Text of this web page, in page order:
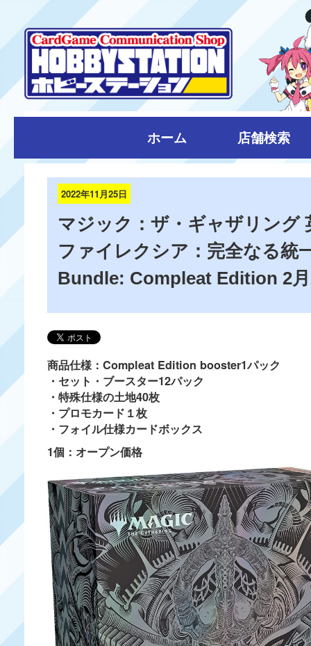
ホーム 店舗検索
2022年11月25日
マジック：ザ・ギャザリング
ファイレクシア：完全なる統
Bundle: Compleat Edition 2
商品仕様：Compleat Edition booster1パック
・セット・ブースター12パック
・特殊仕様の土地40枚
・プロモカード１枚
・フォイル仕様カードボックス
1個：オープン価格